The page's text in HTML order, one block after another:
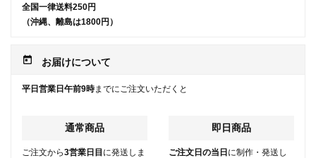
全国一律送料250円
（沖縄、離島は1800円）
today お届けについて
平日営業日午前9時までにご注文いただくと
通常商品
ご注文から3営業日目 に発送しま
即日商品
ご注文日の当日 に制作・発送し